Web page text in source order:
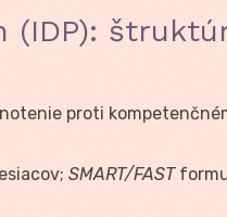
(IDP):
proti
SMART/FAST